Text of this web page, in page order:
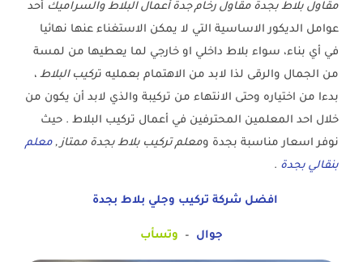
مقاول بلاط بجدة مقاول رخام جدة أعمال البلاط والسراميك أحد
عوامل الديكور الاساسية التي لا يمكن الاستغناء عنها نهائيا
في أي بناء، سواء بلاط داخلي او خارجي لما يعطيها من لمسة
من الجمال والرقى لذا لابد من الاهتمام بعمليه تركيب البلاط ،
بدءا من اختياره وحتى الانتهاء من تركيبة والذي لابد أن يكون من
خلال احد المعلمين المحترفين في أعمال تركيب البلاط . حيث
نوفر اسعار مناسبة بجدة ومعلم تركيب بلاط بجدة ممتاز , معلم
بنقالي بجدة .
افضل شركة تركيب وجلي بلاط بجدة
جوال – وتسأب